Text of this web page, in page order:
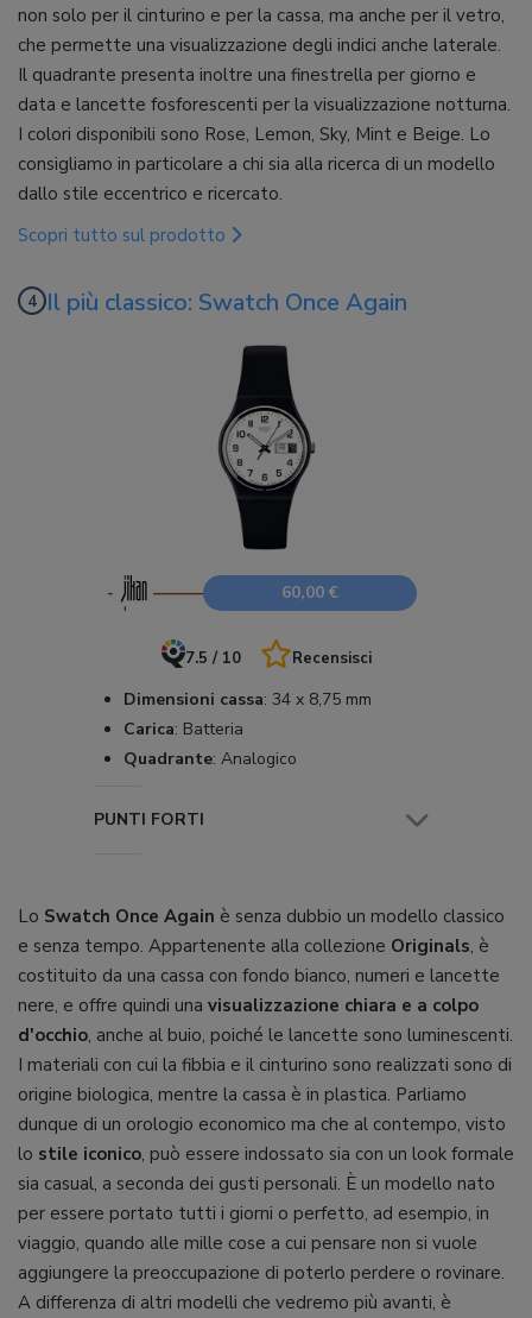
non solo per il cinturino e per la cassa, ma anche per il vetro,
che permette una visualizzazione degli indici anche laterale.
Il quadrante presenta inoltre una finestrella per giorno e
data e lancette fosforescenti per la visualizzazione notturna.
I colori disponibili sono Rose, Lemon, Sky, Mint e Beige. Lo
consigliamo in particolare a chi sia alla ricerca di un modello
dallo stile eccentrico e ricercato.
Scopri tutto sul prodotto
Il più classico: Swatch Once Again
60,00 €
7.5 / 10 Recensisci
Dimensioni cassa: 34 x 8,75 mm
Carica: Batteria
Quadrante: Analogico
PUNTI FORTI
Lo Swatch Once Again è senza dubbio un modello classico
e senza tempo. Appartenente alla collezione Originals, è
costituito da una cassa con fondo bianco, numeri e lancette
nere, e offre quindi una visualizzazione chiara e a colpo
d'occhio, anche al buio, poiché le lancette sono luminescenti.
I materiali con cui la fibbia e il cinturino sono realizzati sono di
origine biologica, mentre la cassa è in plastica. Parliamo
dunque di un orologio economico ma che al contempo, visto
lo stile iconico, può essere indossato sia con un look formale
sia casual, a seconda dei gusti personali. È un modello nato
per essere portato tutti i giorni o perfetto, ad esempio, in
viaggio, quando alle mille cose a cui pensare non si vuole
aggiungere la preoccupazione di poterlo perdere o rovinare.
A differenza di altri modelli che vedremo più avanti, è